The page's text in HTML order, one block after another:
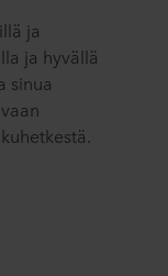
ja
ja hyvällä
sinua